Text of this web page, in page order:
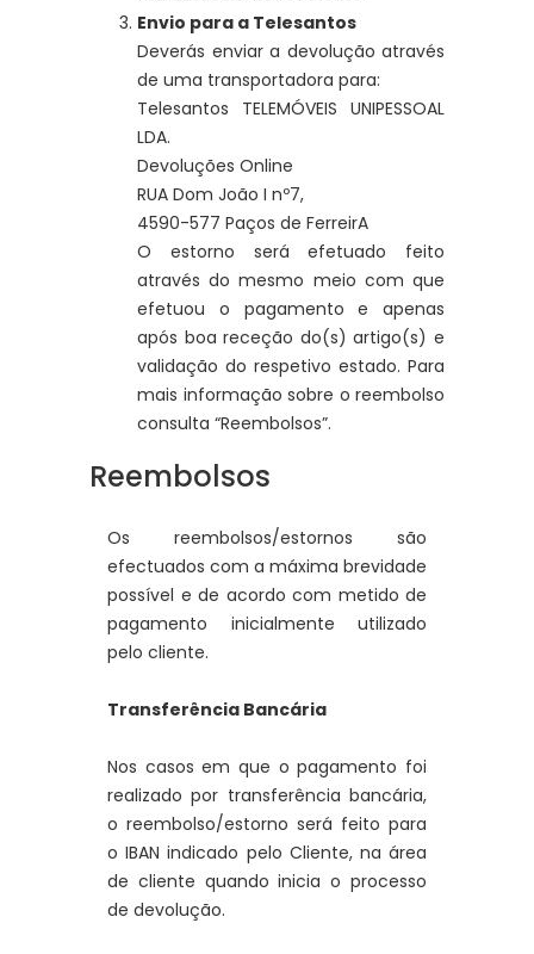
Envio para a Telesantos
Deverás enviar a devolução através
de uma transportadora para:
Telesantos TELEMÓVEIS UNIPESSOAL
LDA.
Devoluções Online
RUA Dom João I nº7,
4590-577 Paços de FerreirA
O estorno será efetuado feito
através do mesmo meio com que
efetuou o pagamento e apenas
após boa receção do(s) artigo(s) e
validação do respetivo estado. Para
mais informação sobre o reembolso
consulta “Reembolsos”.
Reembolsos
Os reembolsos/estornos são
efectuados com a máxima brevidade
possível e de acordo com metido de
pagamento inicialmente utilizado
pelo cliente.
Transferência Bancária
Nos casos em que o pagamento foi
realizado por transferência bancária,
o reembolso/estorno será feito para
o IBAN indicado pelo Cliente, na área
de cliente quando inicia o processo
de devolução.